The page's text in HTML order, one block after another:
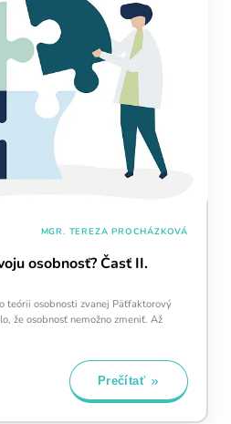
MGR. TEREZA PROCHÁZKOVÁ
osobnosť? Časť II.
teórii osobnosti zvanej Päťfaktorový
že osobnosť nemožno zmeniť. Až
Prečítať